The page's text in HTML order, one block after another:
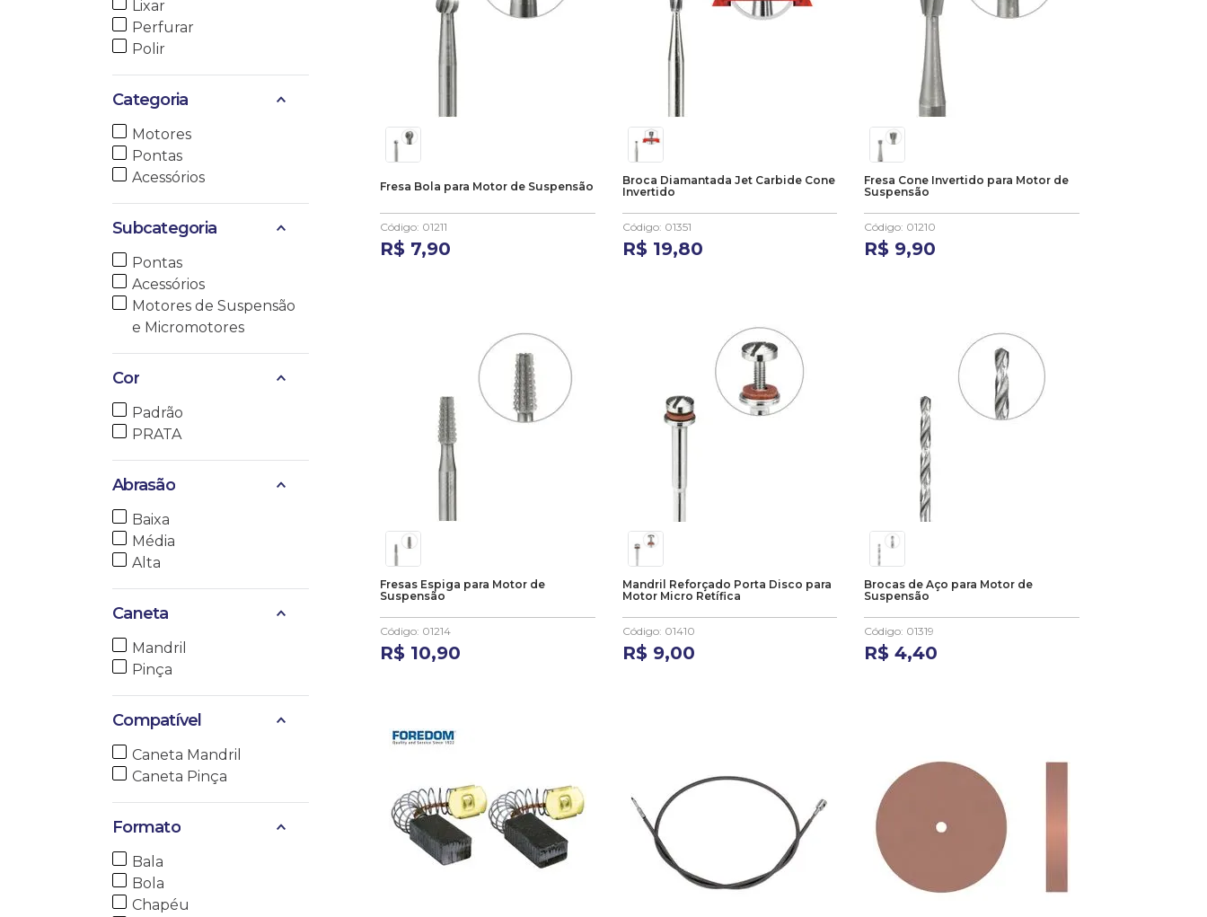
Lixar
Perfurar
Polir
Categoria
Motores
Pontas
Acessórios
Subcategoria
Pontas
Acessórios
Motores de Suspensão
e Micromotores
Cor
Padrão
PRATA
Abrasão
Baixa
Média
Alta
Caneta
Mandril
Pinça
Compatível
Caneta Mandril
Caneta Pinça
Formato
Bala
Bola
Chapéu
Fresa Bola para Motor de Suspensão
Código: 01211
R$ 7,90
Broca Diamantada Jet Carbide Cone
Invertido
Código: 01351
R$ 19,80
Fresa Cone Invertido para Motor de
Suspensão
Código: 01210
R$ 9,90
Fresas Espiga para Motor de
Suspensão
Código: 01214
R$ 10,90
Mandril Reforçado Porta Disco para
Motor Micro Retífica
Código: 01410
R$ 9,00
Brocas de Aço para Motor de
Suspensão
Código: 01319
R$ 4,40
10º